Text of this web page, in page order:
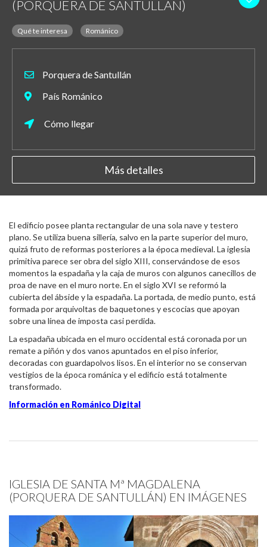
(PORQUERA DE SANTULLÁN)
Qué te interesa Románico
Porquera de Santullán
País Románico
Cómo llegar
Más detalles
El edificio posee planta rectangular de una sola nave y testero
plano. Se utiliza buena sillería, salvo en la parte superior del muro,
quizá fruto de reformas posteriores a la época medieval. La iglesia
primitiva parece ser obra del siglo XIII, conservándose de esos
momentos la espadaña y la caja de muros con algunos canecillos de
proa de nave en el muro norte. En el siglo XVI se reformó la
cubierta del ábside y la espadaña. La portada, de medio punto, está
formada por arquivoltas de baquetones y escocias que apoyan
sobre una línea de imposta casi perdida.
La espadaña ubicada en el muro occidental está coronada por un
remate a piñón y dos vanos apuntados en el piso inferior,
decoradas con guardapolvos lisos. En el interior no se conservan
vestigios de la época románica y el edificio está totalmente
transformado.
Información en Románico Digital
IGLESIA DE SANTA Mª MAGDALENA
(PORQUERA DE SANTULLÁN) EN IMÁGENES